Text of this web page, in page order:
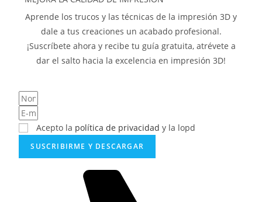
Aprende los trucos y las técnicas de la impresión 3D y
dale a tus creaciones un acabado profesional.
¡Suscríbete ahora y recibe tu guía gratuita, atrévete a
dar el salto hacia la excelencia en impresión 3D!
Acepto la política de privacidad y la lopd
SUSCRIBIRME Y DESCARGAR